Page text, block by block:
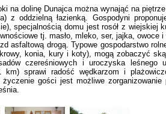
na dolinę Dunajca można wynająć na
z oddzielną łazienką. Gospodyni
specjalnością domu jest rosół z wiejskiej
tj. masło, mleko, ser, jajka, owoce i
asfaltową drogą. Typowe gospodarstwo
konia, kury i koty), mogą zobaczyć
czereśniowych i uroczyska leśnego
km) sprawi radość wędkarzom i
gości jest możliwe zorganizowanie